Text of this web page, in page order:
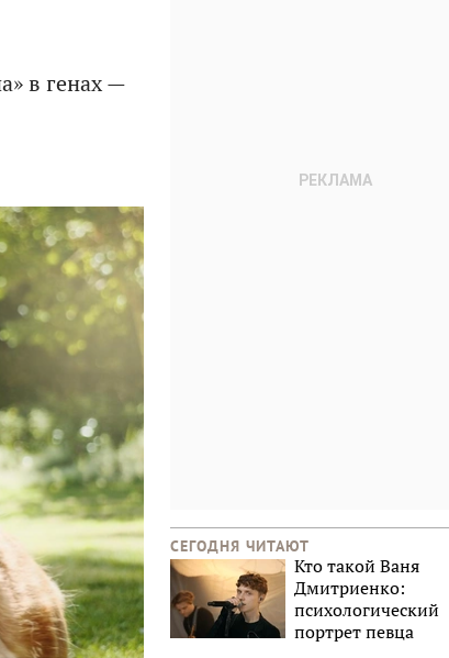
в генах —
СЕГОДНЯ ЧИТАЮТ
Кто такой Ваня
Дмитриенко:
психологический
портрет певца